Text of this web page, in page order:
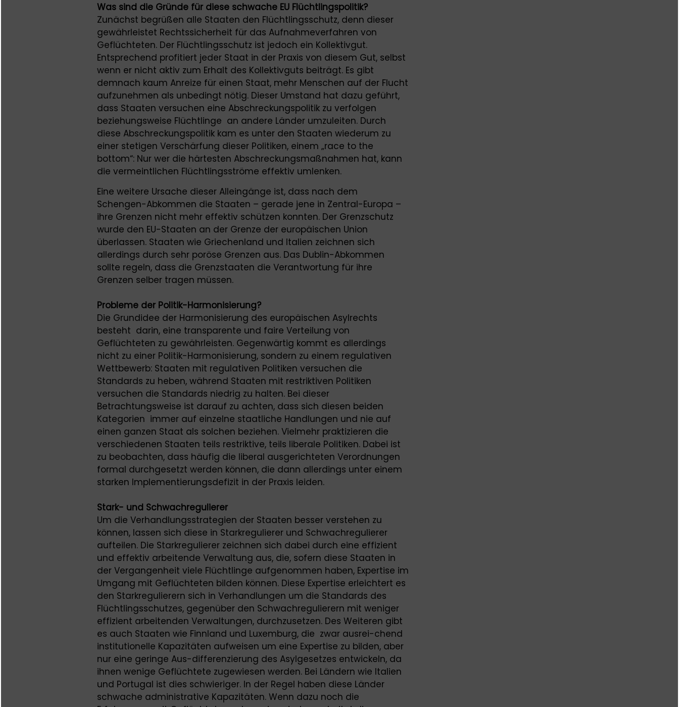
Was sind die Gründe für diese schwache EU Flüchtlingspolitik?
Zunächst begrüßen alle Staaten den Flüchtlingsschutz, denn dieser
gewährleistet Rechtssicherheit für das Aufnahmeverfahren von
Geflüchteten. Der Flüchtlingsschutz ist jedoch ein Kollektivgut.
Entsprechend profitiert jeder Staat in der Praxis von diesem Gut, selbst
wenn er nicht aktiv zum Erhalt des Kollektivguts beiträgt. Es gibt
demnach kaum Anreize für einen Staat, mehr Menschen auf der Flucht
aufzunehmen als unbedingt nötig. Dieser Umstand hat dazu geführt,
dass Staaten versuchen eine Abschreckungspolitik zu verfolgen
beziehungsweise Flüchtlinge an andere Länder umzuleiten. Durch
diese Abschreckungspolitik kam es unter den Staaten wiederum zu
einer stetigen Verschärfung dieser Politiken, einem „race to the
bottom“: Nur wer die härtesten Abschreckungsmaßnahmen hat, kann
die vermeintlichen Flüchtlingsströme effektiv umlenken.
Eine weitere Ursache dieser Alleingänge ist, dass nach dem
Schengen-Abkommen die Staaten – gerade jene in Zentral-Europa –
ihre Grenzen nicht mehr effektiv schützen konnten. Der Grenzschutz
wurde den EU-Staaten an der Grenze der europäischen Union
überlassen. Staaten wie Griechenland und Italien zeichnen sich
allerdings durch sehr poröse Grenzen aus. Das Dublin-Abkommen
sollte regeln, dass die Grenzstaaten die Verantwortung für ihre
Grenzen selber tragen müssen.
Probleme der Politik-Harmonisierung?
Die Grundidee der Harmonisierung des europäischen Asylrechts
besteht darin, eine transparente und faire Verteilung von
Geflüchteten zu gewährleisten. Gegenwärtig kommt es allerdings
nicht zu einer Politik-Harmonisierung, sondern zu einem regulativen
Wettbewerb: Staaten mit regulativen Politiken versuchen die
Standards zu heben, während Staaten mit restriktiven Politiken
versuchen die Standards niedrig zu halten. Bei dieser
Betrachtungsweise ist darauf zu achten, dass sich diesen beiden
Kategorien immer auf einzelne staatliche Handlungen und nie auf
einen ganzen Staat als solchen beziehen. Vielmehr praktizieren die
verschiedenen Staaten teils restriktive, teils liberale Politiken. Dabei ist
zu beobachten, dass häufig die liberal ausgerichteten Verordnungen
formal durchgesetzt werden können, die dann allerdings unter einem
starken Implementierungsdefizit in der Praxis leiden.
Stark- und Schwachregulierer
Um die Verhandlungsstrategien der Staaten besser verstehen zu
können, lassen sich diese in Starkregulierer und Schwachregulierer
aufteilen. Die Starkregulierer zeichnen sich dabei durch eine effizient
und effektiv arbeitende Verwaltung aus, die, sofern diese Staaten in
der Vergangenheit viele Flüchtlinge aufgenommen haben, Expertise im
Umgang mit Geflüchteten bilden können. Diese Expertise erleichtert es
den Starkregulierern sich in Verhandlungen um die Standards des
Flüchtlingsschutzes, gegenüber den Schwachregulierern mit weniger
effizient arbeitenden Verwaltungen, durchzusetzen. Des Weiteren gibt
es auch Staaten wie Finnland und Luxemburg, die zwar ausrei-chend
institutionelle Kapazitäten aufweisen um eine Expertise zu bilden, aber
nur eine geringe Aus-differenzierung des Asylgesetzes entwickeln, da
ihnen wenige Geflüchtete zugewiesen werden. Bei Ländern wie Italien
und Portugal ist dies schwieriger. In der Regel haben diese Länder
schwache administrative Kapazitäten. Wenn dazu noch die